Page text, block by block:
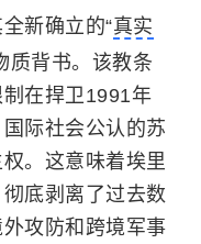
新确立的“真实
质背书。该教条
在捍卫1991年
际社会公认的苏
。这意味着埃里
底剥离了过去数
攻防和跨境军事